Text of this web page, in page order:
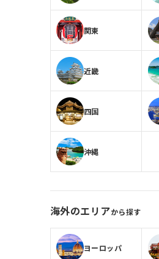
関東
近畿
四国
沖縄
海外のエリアから探す
ヨーロッパ